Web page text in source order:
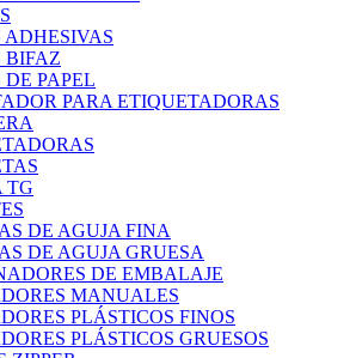
ADHESIVAS
BIFAZ
PAPEL
PARA ETIQUETADORAS
TG
DE AGUJA FINA
DE AGUJA GRUESA
DE EMBALAJE
MANUALES
PLÁSTICOS FINOS
PLÁSTICOS GRUESOS